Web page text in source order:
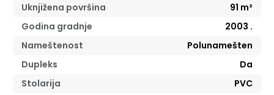
Uknjižena površina
91 m²
Godina gradnje
2003 .
Nameštenost
Polunamešten
Dupleks
Da
Stolarija
PVC